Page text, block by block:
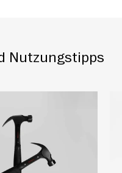
Nutzungstipps